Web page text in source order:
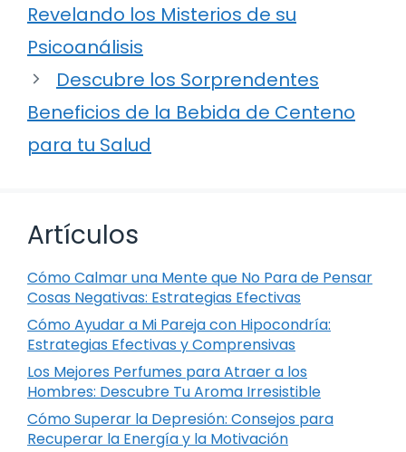
Revelando los Misterios de su
Psicoanálisis
Descubre los Sorprendentes
Beneficios de la Bebida de Centeno
para tu Salud
Artículos
Cómo Calmar una Mente que No Para de Pensar
Cosas Negativas: Estrategias Efectivas
Cómo Ayudar a Mi Pareja con Hipocondría:
Estrategias Efectivas y Comprensivas
Los Mejores Perfumes para Atraer a los
Hombres: Descubre Tu Aroma Irresistible
Cómo Superar la Depresión: Consejos para
Recuperar la Energía y la Motivación